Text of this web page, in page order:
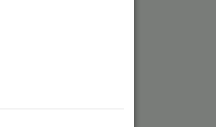
3.208 €